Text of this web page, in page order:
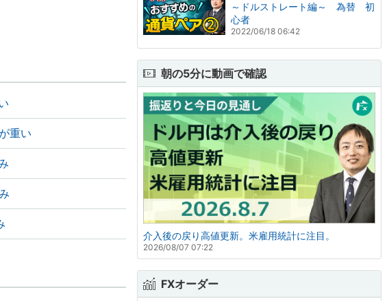
重い
～ドルストレート編～ 為替 初
心者
2022/06/18 06:42
朝の5分に動画で確認
介入後の戻り高値更新。米雇用統計に注目。
2026/08/07 07:22
FXオーダー